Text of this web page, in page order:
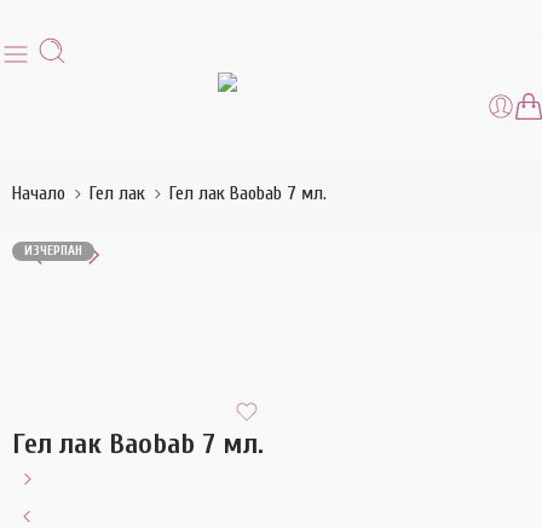
Начало Гел лак Гел лак Baobab 7 мл.
ИЗЧЕРПАН
Гел лак Baobab 7 мл.